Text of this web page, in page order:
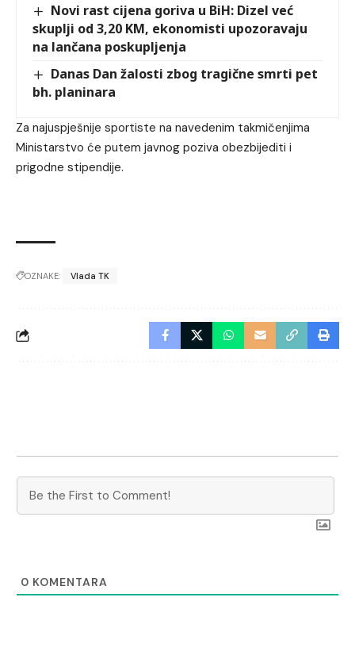
Novi rast cijena goriva u BiH: Dizel već
skuplji od 3,20 KM, ekonomisti upozoravaju
na lančana poskupljenja
Danas Dan žalosti zbog tragične smrti pet
bh. planinara
Za najuspješnije sportiste na navedenim takmičenjima
Ministarstvo će putem javnog poziva obezbijediti i
prigodne stipendije.
OZNAKE: Vlada TK
0 KOMENTARA